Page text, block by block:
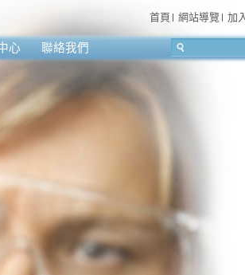
首頁 網站導覽 加
心 聯絡我們